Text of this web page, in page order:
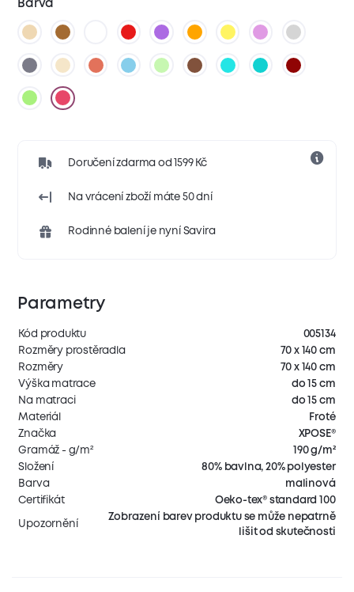
Barva
Doručení zdarma od 1599 Kč
Na vrácení zboží máte 50 dní
Rodinné balení je nyní Savira
Parametry
Kód produktu
005134
Rozměry prostěradla
70 x 140 cm
Rozměry
70 x 140 cm
Výška matrace
do 15 cm
Na matraci
do 15 cm
Materiál
Froté
Značka
XPOSE®
Gramáž - g/m²
190 g/m²
Složení
80% bavlna, 20% polyester
Barva
malinová
Certifikát
Oeko-tex® standard 100
Upozornění
Zobrazení barev produktu se může nepatrně
lišit od skutečnosti